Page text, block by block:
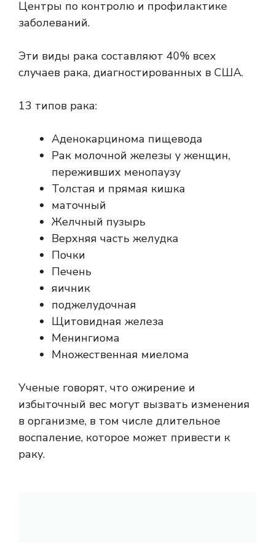
Центры по контролю и профилактике
заболеваний.
Эти виды рака составляют 40% всех
случаев рака, диагностированных в США.
13 типов рака:
Аденокарцинома пищевода
Рак молочной железы у женщин,
переживших менопаузу
Толстая и прямая кишка
маточный
Желчный пузырь
Верхняя часть желудка
Почки
Печень
яичник
поджелудочная
Щитовидная железа
Менингиома
Множественная миелома
Ученые говорят, что ожирение и
избыточный вес могут вызвать изменения
в организме, в том числе длительное
воспаление, которое может привести к
раку.